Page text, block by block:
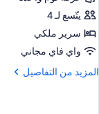
-
منظر
للحديقة
في
يتّسع لـ 4
سرير ملكي
واي فاي مجاني
المزيد من التفاصيل
المزيد